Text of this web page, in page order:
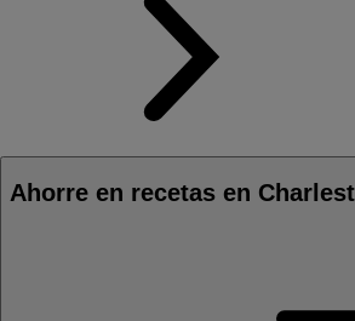
Ahorre en recetas en